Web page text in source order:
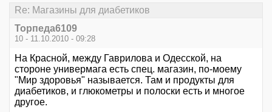
Re: Магазины для диабетиков
Торпеда6109
10 - 11.10.2010 - 09:28
На Красной, между Гаврилова и Одесской, на
стороне универмага есть спец. магазин, по-моему
"Мир здоровья" называется. Там и продукты для
диабетиков, и глюкометры и полоски есть и многое
другое.